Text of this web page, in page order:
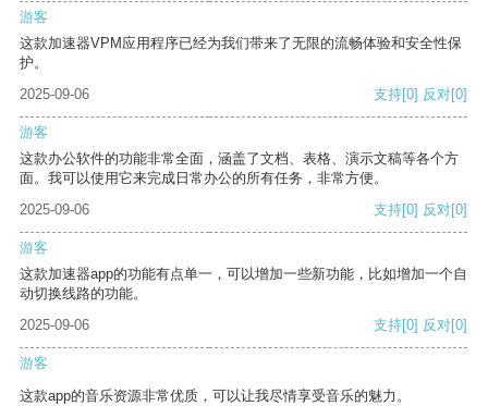
游客
这款加速器VPM应用程序已经为我们带来了无限的流畅体验和安全性保
护。
2025-09-06
支持[0] 反对[0]
游客
这款办公软件的功能非常全面，涵盖了文档、表格、演示文稿等各个方
面。我可以使用它来完成日常办公的所有任务，非常方便。
2025-09-06
支持[0] 反对[0]
游客
这款加速器app的功能有点单一，可以增加一些新功能，比如增加一个自
动切换线路的功能。
2025-09-06
支持[0] 反对[0]
游客
这款app的音乐资源非常优质，可以让我尽情享受音乐的魅力。